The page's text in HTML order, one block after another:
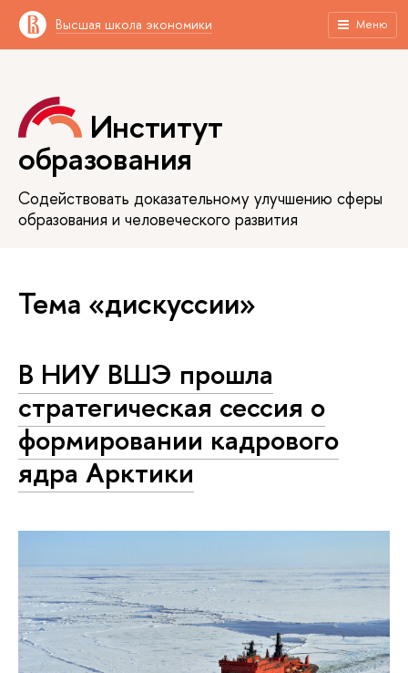
Высшая школа экономики Меню
Институт
образования
Содействовать доказательному улучшению сферы
образования и человеческого развития
Тема «дискуссии»
В НИУ ВШЭ прошла
стратегическая сессия о
формировании кадрового
ядра Арктики